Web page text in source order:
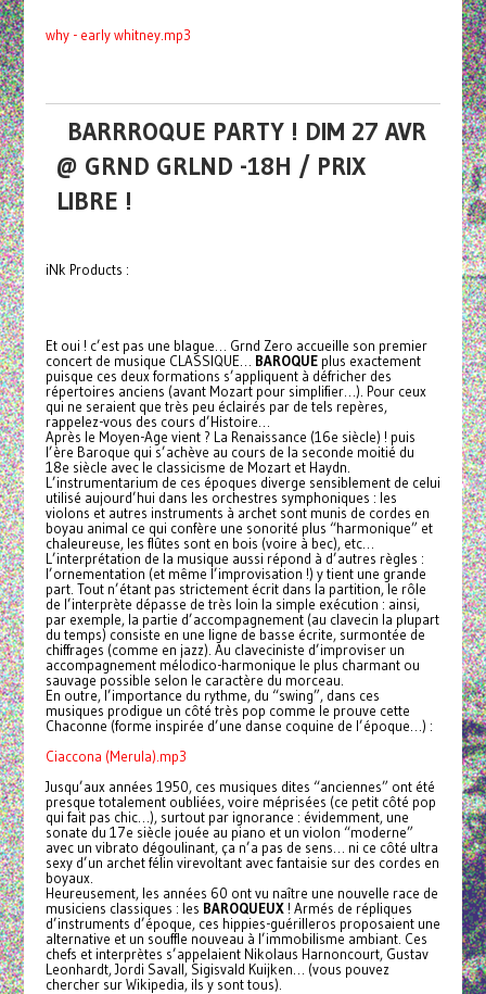
why - early whitney.mp3
BARRROQUE PARTY ! DIM 27 AVR
@ GRND GRLND -18H / PRIX
LIBRE !
iNk Products :
Et oui ! c’est pas une blague… Grnd Zero accueille son premier
concert de musique CLASSIQUE… BAROQUEplus exactement
puisque ces deux formations s’appliquent à défricher des
répertoires anciens (avant Mozart pour simplifier…). Pour ceux
qui ne seraient que très peu éclairés par de tels repères,
rappelez-vous des cours d’Histoire…
Après le Moyen-Age vient ? La Renaissance (16e siècle) ! puis
l’ère Baroque qui s’achève au cours de la seconde moitié du
18e siècle avec le classicisme de Mozart et Haydn.
L’instrumentarium de ces époques diverge sensiblement de celui
utilisé aujourd’hui dans les orchestres symphoniques : les
violons et autres instruments à archet sont munis de cordes en
boyau animal ce qui confère une sonorité plus “harmonique” et
chaleureuse, les flûtes sont en bois (voire à bec), etc…
L’interprétation de la musique aussi répond à d’autres règles :
l’ornementation (et même l’improvisation !) y tient une grande
part. Tout n’étant pas strictement écrit dans la partition, le rôle
de l’interprète dépasse de très loin la simple exécution : ainsi,
par exemple, la partie d’accompagnement (au clavecin la plupart
du temps) consiste en une ligne de basse écrite, surmontée de
chiffrages (comme en jazz). Au claveciniste d’improviser un
accompagnement mélodico-harmonique le plus charmant ou
sauvage possible selon le caractère du morceau.
En outre, l’importance du rythme, du “swing”, dans ces
musiques prodigue un côté très pop comme le prouve cette
Chaconne (forme inspirée d’une danse coquine de l’époque…) :
Ciaccona (Merula).mp3
Jusqu’aux années 1950, ces musiques dites “anciennes” ont été
presque totalement oubliées, voire méprisées (ce petit côté pop
qui fait pas chic…), surtout par ignorance : évidemment, une
sonate du 17e siècle jouée au piano et un violon “moderne”
avec un vibrato dégoulinant, ça n’a pas de sens… ni ce côté ultra
sexy d’un archet félin virevoltant avec fantaisie sur des cordes en
boyaux.
Heureusement, les années 60 ont vu naître une nouvelle race de
musiciens classiques : les BAROQUEUX! Armés de répliques
d’instruments d’époque, ces hippies-guérilleros proposaient une
alternative et un souffle nouveau à l’immobilisme ambiant. Ces
chefs et interprètes s’appelaient Nikolaus Harnoncourt, Gustav
Leonhardt, Jordi Savall, Sigisvald Kuijken… (vous pouvez
chercher sur Wikipedia, ils y sont tous).